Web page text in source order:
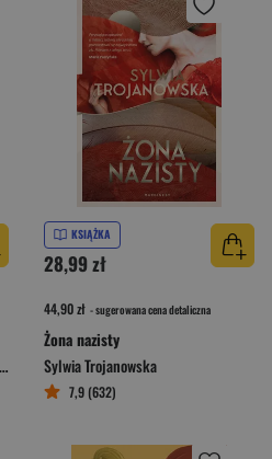
KSIĄŻKA
28,99 zł
44,90 zł - sugerowana cena detaliczna
Żona nazisty
Sylwia Trojanowska
7,9 (632)